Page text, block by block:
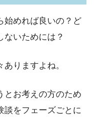
始めれば良いの？ど
ないためには？
りますよね。
とお考えの方のため
談をフェーズごとに